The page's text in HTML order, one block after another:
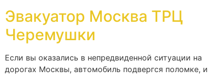
Эвакуатор Москва ТРЦ
Черемушки
Если вы оказались в непредвиденной ситуации на
дорогах Москвы, автомобиль подвергся поломке, и